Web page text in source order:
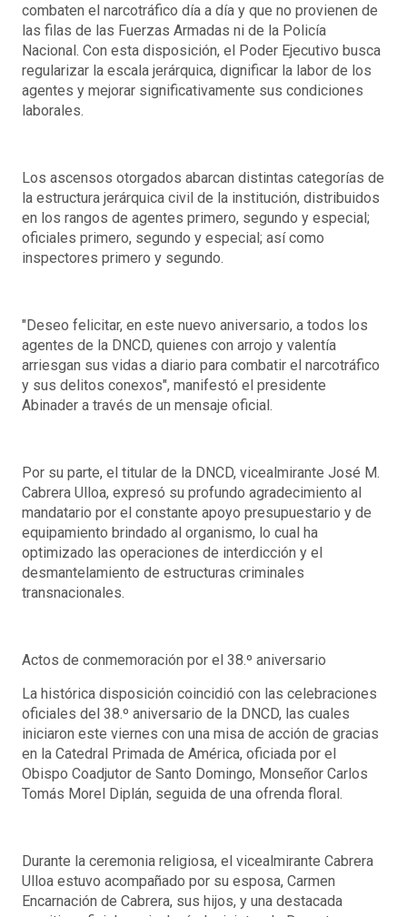
combaten el narcotráfico día a día y que no provienen de
las filas de las Fuerzas Armadas ni de la Policía
Nacional. Con esta disposición, el Poder Ejecutivo busca
regularizar la escala jerárquica, dignificar la labor de los
agentes y mejorar significativamente sus condiciones
laborales.
Los ascensos otorgados abarcan distintas categorías de
la estructura jerárquica civil de la institución, distribuidos
en los rangos de agentes primero, segundo y especial;
oficiales primero, segundo y especial; así como
inspectores primero y segundo.
"Deseo felicitar, en este nuevo aniversario, a todos los
agentes de la DNCD, quienes con arrojo y valentía
arriesgan sus vidas a diario para combatir el narcotráfico
y sus delitos conexos", manifestó el presidente
Abinader a través de un mensaje oficial.
Por su parte, el titular de la DNCD, vicealmirante José M.
Cabrera Ulloa, expresó su profundo agradecimiento al
mandatario por el constante apoyo presupuestario y de
equipamiento brindado al organismo, lo cual ha
optimizado las operaciones de interdicción y el
desmantelamiento de estructuras criminales
transnacionales.
Actos de conmemoración por el 38.º aniversario
La histórica disposición coincidió con las celebraciones
oficiales del 38.º aniversario de la DNCD, las cuales
iniciaron este viernes con una misa de acción de gracias
en la Catedral Primada de América, oficiada por el
Obispo Coadjutor de Santo Domingo, Monseñor Carlos
Tomás Morel Diplán, seguida de una ofrenda floral.
Durante la ceremonia religiosa, el vicealmirante Cabrera
Ulloa estuvo acompañado por su esposa, Carmen
Encarnación de Cabrera, sus hijos, y una destacada